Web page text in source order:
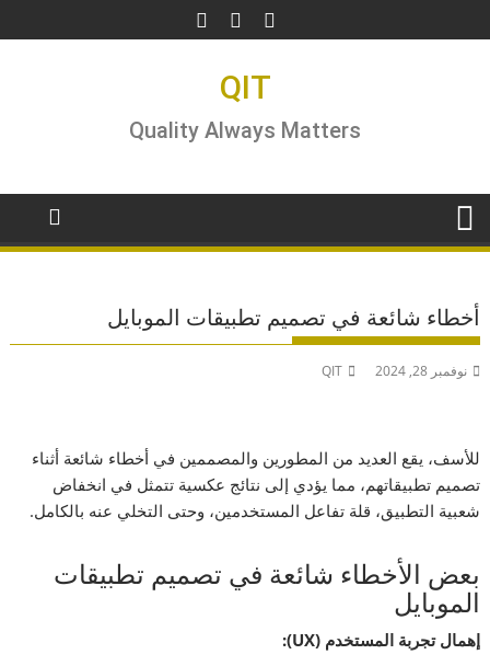
to
QIT
Quality Always Matters
أخطاء شائعة في تصميم تطبيقات الموبايل
نوفمبر 28, 2024 QIT
للأسف، يقع العديد من المطورين والمصممين في أخطاء شائعة أثناء
تصميم تطبيقاتهم، مما يؤدي إلى نتائج عكسية تتمثل في انخفاض
شعبية التطبيق، قلة تفاعل المستخدمين، وحتى التخلي عنه بالكامل.
بعض الأخطاء شائعة في تصميم تطبيقات
الموبايل
إهمال تجربة المستخدم (UX):